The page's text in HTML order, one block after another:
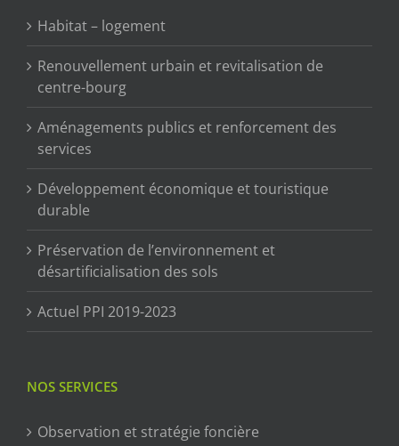
Habitat – logement
Renouvellement urbain et revitalisation de
centre-bourg
Aménagements publics et renforcement des
services
Développement économique et touristique
durable
Préservation de l’environnement et
désartificialisation des sols
Actuel PPI 2019-2023
NOS SERVICES
Observation et stratégie foncière